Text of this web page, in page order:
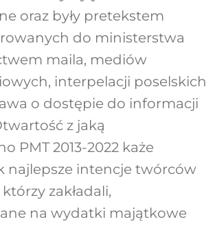
oraz były pretekstem
do ministerstwa
maila, mediów
interpelacji poselskich
o dostępie do informacji
z jaką
PMT 2013-2022 każe
najlepsze intencje twórców
zakładali,
na wydatki majątkowe